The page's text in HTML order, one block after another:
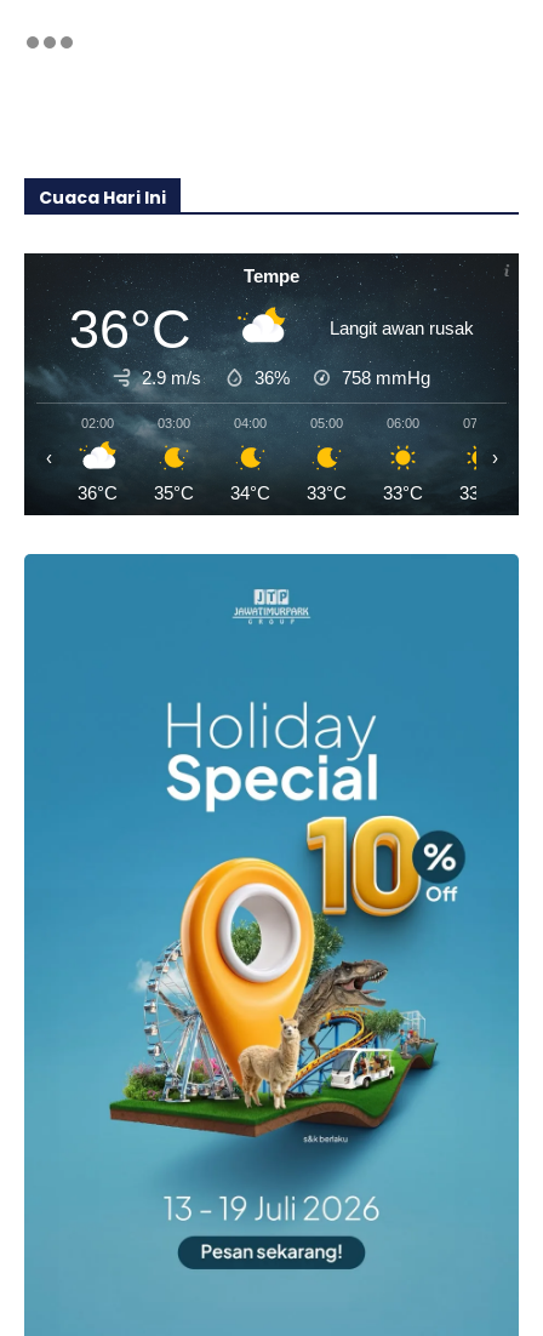
Cuaca Hari Ini
Tempe
36°C Langit awan rusak
2.9 m/s 36% 758 mmHg
02:00
36°C
03:00
35°C
04:00
34°C
05:00
33°C
06:00
33°C
07:00
33°C
‹ ›